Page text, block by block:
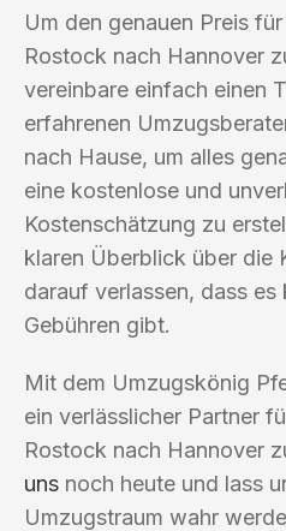
Um den genauen Preis
Rostock nach Hannover
vereinbare einfach einen
erfahrenen
nach Hause, um alles
eine kostenlose und
Kostenschätzung zu
klaren Überblick über die
darauf verlassen, dass
Gebühren gibt.
Mit dem Umzugskönig
ein verlässlicher Partner
Rostock nach Hannover
uns noch heute und lass
Umzugstraum wahr